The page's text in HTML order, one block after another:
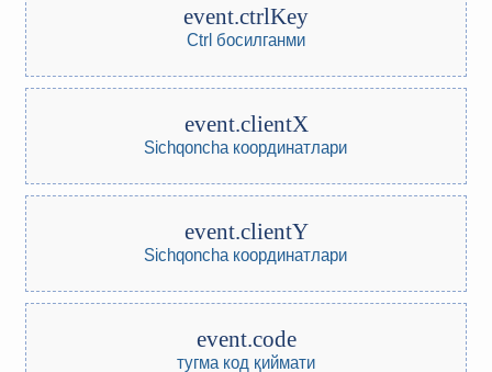
event.ctrlKey
Ctrl босилганми
event.clientX
Sichqoncha координатлари
event.clientY
Sichqoncha координатлари
event.code
тугма код қиймати